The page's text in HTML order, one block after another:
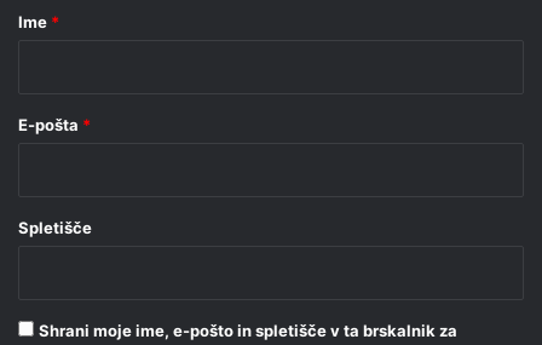
rIme *
E-pošta *
Spletišče
Shrani moje ime, e-pošto in spletišče v ta brskalnik za